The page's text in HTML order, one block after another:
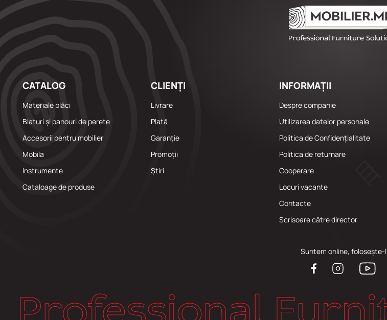
CATALOG
Materiale plăci
Blaturi și panouri de perete
Accesorii pentru mobilier
Mobila
Instrumente
Cataloage de produse
CLIENȚI
Livrare
Plată
Garanție
Promoții
Știri
INFORMAȚII
Despre companie
Utilizarea datelor personale
Politica de Confidențialitate
Politica de returnare
Cooperare
Locuri vacante
Сontacte
Scrisoare către director
Suntem online, folosește-l